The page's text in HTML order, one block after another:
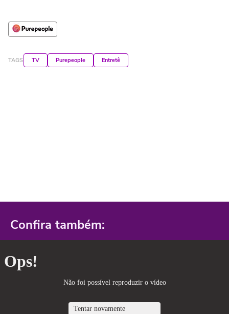
TAGS TV Purepeople Entretê
Confira também: